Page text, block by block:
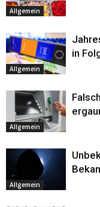
Allgemein
Allgemein
in
Allgemein
Allgemein